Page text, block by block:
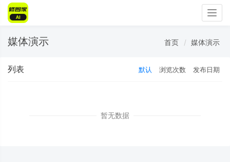
媒体演示 首页 媒体演示
列表 默认 浏览次数 发布日期
暂无数据